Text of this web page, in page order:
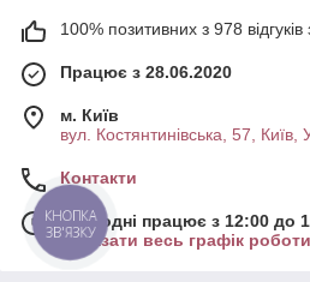
100% позитивних з 978 відгуків
Працює з 28.06.2020
м. Київ
вул. Костянтинівська, 57, Київ,
Контакти
Сьогодні працює з 12:00 до
Показати весь графік роботи
КНОПКА
ЗВ'ЯЗКУ